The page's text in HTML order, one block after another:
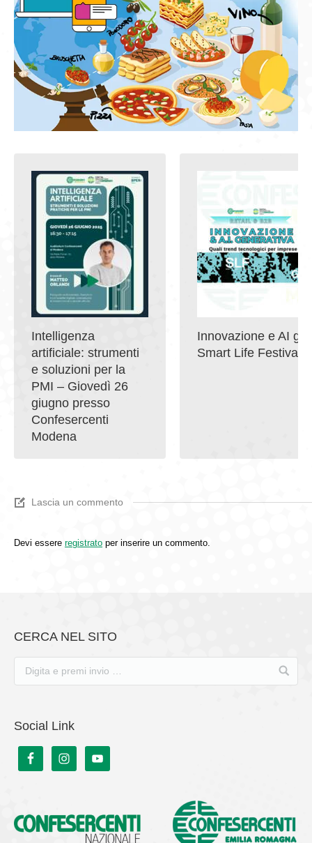
Intelligenza
artificiale: strumenti
e soluzioni per la
PMI – Giovedì 26
giugno presso
Confesercenti
Modena
Innovazione e AI
Smart Life Festival
Lascia un commento
Devi essere registrato per inserire un commento.
CERCA NEL SITO
Social Link